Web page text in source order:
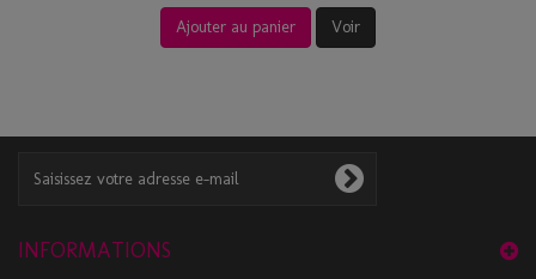
Ajouter au panier Voir
INFORMATIONS